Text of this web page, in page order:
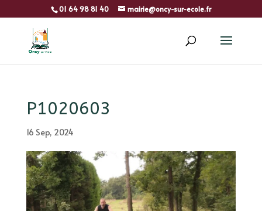
01 64 98 81 40 mairie@oncy-sur-ecole.fr
P1020603
16 Sep, 2024